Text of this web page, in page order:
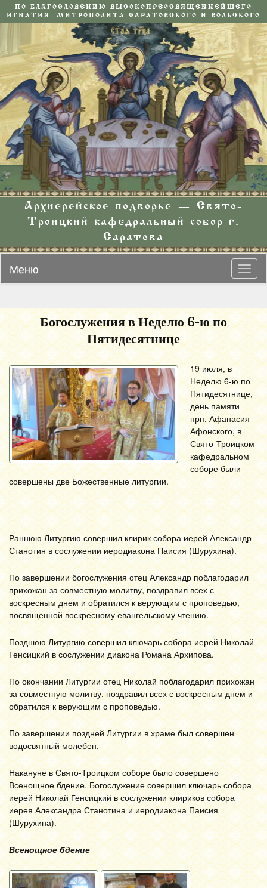
ПО БЛАГОСЛОВЕНИЮ ВЫСОКОПРЕОСВЯЩЕННЕЙШЕГО
ИГНАТИЯ, МИТРОПОЛИТА САРАТОВСКОГО И ВОЛЬСКОГО
Архиерейское подворье — Свято-
Троицкий кафедральный собор г.
Саратова
Меню
Богослужения в Неделю 6-ю по
Пятидесятнице
19 июля, в
Неделю 6-ю по
Пятидесятнице,
день памяти
прп. Афанасия
Афонского, в
Свято-Троицком
кафедральном
соборе были
совершены две Божественные литургии.
Раннюю Литургию совершил клирик собора иерей Александр
Станотин в сослужении иеродиакона Паисия (Шурухина).
По завершении богослужения отец Александр поблагодарил
прихожан за совместную молитву, поздравил всех с
воскресным днем и обратился к верующим с проповедью,
посвященной воскресному евангельскому чтению.
Позднюю Литургию совершил ключарь собора иерей Николай
Генсицкий в сослужении диакона Романа Архипова.
По окончании Литургии отец Николай поблагодарил прихожан
за совместную молитву, поздравил всех с воскресным днем и
обратился к верующим с проповедью.
По завершении поздней Литургии в храме был совершен
водосвятный молебен.
Накануне в Свято-Троицком соборе было совершено
Всенощное бдение. Богослужение совершил ключарь собора
иерей Николай Генсицкий в сослужении клириков собора
иерея Александра Станотина и иеродиакона Паисия
(Шурухина).
Всенощное бдение